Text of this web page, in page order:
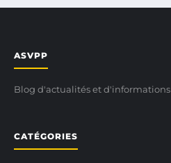
ASVPP
Blog d'actualités et d'informations
CATÉGORIES